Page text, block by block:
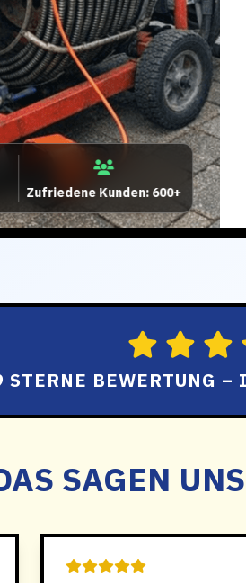
Zufriedene Kunden: 600+
STERNE BEWERTUNG –
SAGEN